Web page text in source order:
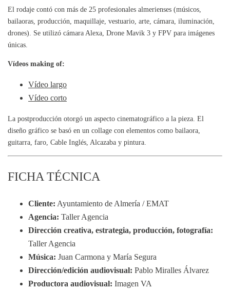
El rodaje contó con más de 25 profesionales almerienses (músicos,
bailaoras, producción, maquillaje, vestuario, arte, cámara, iluminación,
drones). Se utilizó cámara Alexa, Drone Mavik 3 y FPV para imágenes
únicas.
Vídeos making of:
Vídeo largo
Vídeo corto
La postproducción otorgó un aspecto cinematográfico a la pieza. El
diseño gráfico se basó en un collage con elementos como bailaora,
guitarra, faro, Cable Inglés, Alcazaba y pintura.
FICHA TÉCNICA
Cliente: Ayuntamiento de Almería / EMAT
Agencia: Taller Agencia
Dirección creativa, estrategia, producción, fotografía:
Taller Agencia
Música: Juan Carmona y María Segura
Dirección/edición audiovisual: Pablo Miralles Álvarez
Productora audiovisual: Imagen VA